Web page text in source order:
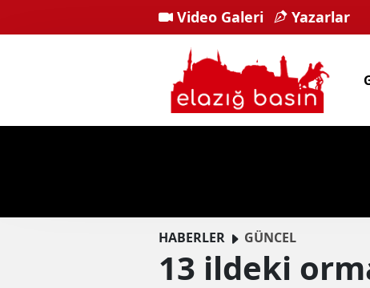
Video Galeri Yazarlar
HABERLER GÜNCEL
13 ildeki